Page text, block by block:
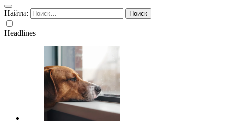
Найти:
Headlines